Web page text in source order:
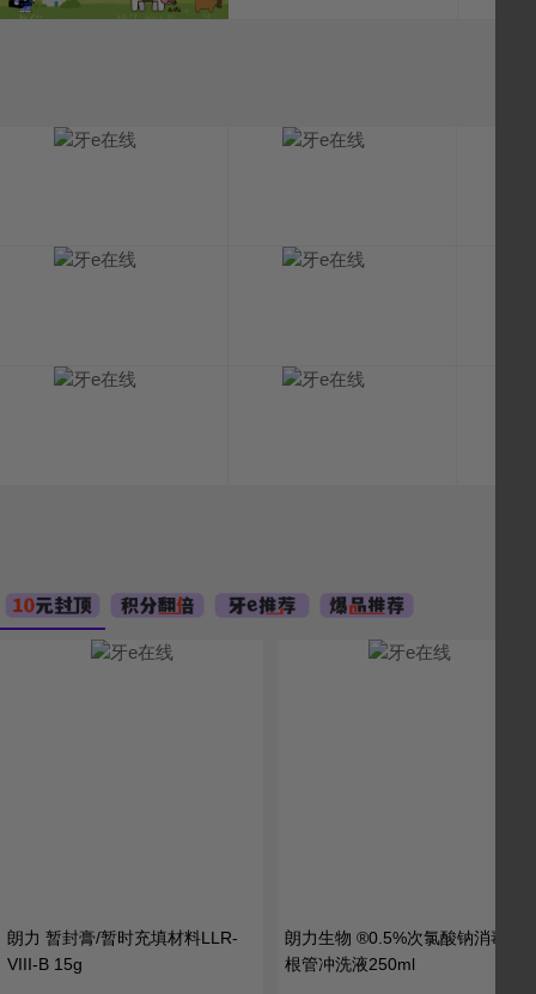
朗力 暂封膏/暂时充填材料LLR-
VIII-B 15g
朗力生物 ®0.5%次氯酸钠消毒液/
根管冲洗液250ml